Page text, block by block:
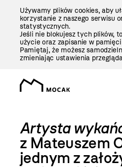
Używamy plików cookies, aby
korzystanie z naszego serwisu
statystycznych.
Jeśli nie blokujesz tych plików,
użycie oraz zapisanie w
Pamiętaj, że możesz
zmieniając ustawienia
Artysta
z Mateuszem
jednym z